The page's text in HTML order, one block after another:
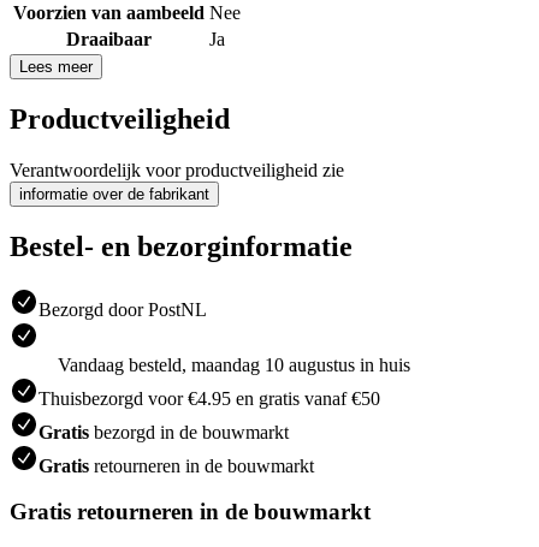
Voorzien van aambeeld Nee
Draaibaar
Ja
Lees meer
Productveiligheid
Verantwoordelijk voor productveiligheid zie
informatie over de fabrikant
Bestel- en bezorginformatie
Bezorgd door PostNL
Vandaag besteld, maandag 10 augustus in huis
Thuisbezorgd voor €4.95 en gratis vanaf €50
Gratis bezorgd in de bouwmarkt
Gratis retourneren in de bouwmarkt
Gratis retourneren in de bouwmarkt